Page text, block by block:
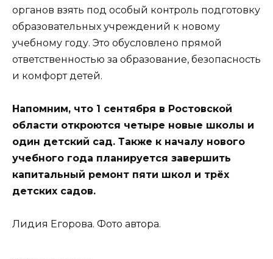
органов взять под особый контроль подготовку
образовательных учреждений к новому
учебному году. Это обусловлено прямой
ответственностью за образование, безопасность
и комфорт детей.
Напомним, что 1 сентября в Ростовской
области откроются четыре новые школы и
один детский сад. Также к началу нового
учебного года планируется завершить
капитальный ремонт пяти школ и трёх
детских садов.
Лидия Егорова. Фото автора.